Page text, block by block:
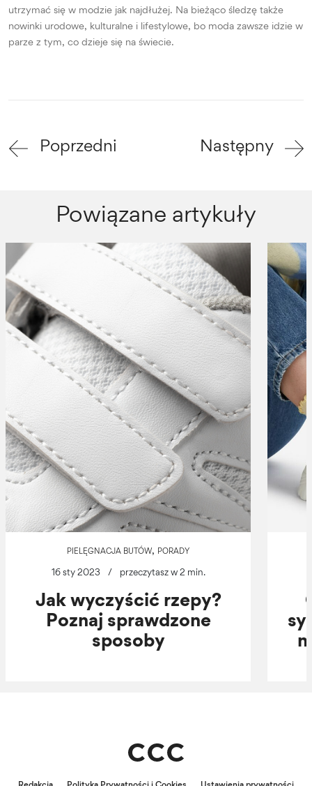
utrzymać się w modzie jak najdłużej. Na bieżąco śledzę także
nowinki urodowe, kulturalne i lifestylowe, bo moda zawsze idzie w
parze z tym, co dzieje się na świecie.
Poprzedni Następny
Powiązane artykuły
PIELĘGNACJA BUTÓW, PORADY
16 sty 2023 / przeczytasz w 2 min.
Jak wyczyścić rzepy?
Poznaj sprawdzone
sposoby